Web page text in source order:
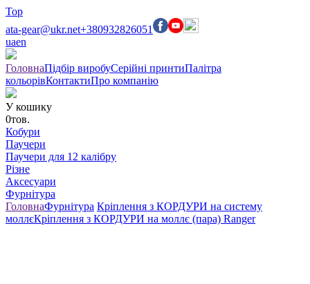
Top
ata-gear@ukr.net+380932826051
uaen
ГоловнаПідбір виробуСерійні принтиПалітра
кольорівКонтактиПро компанію
У кошику
0тов.
Кобури
Паучери
Паучери для 12 калібру
Різне
Аксесуари
Фурнітура
ГоловнаФурнітура Кріплення з КОРДУРИ на систему
моллєКріплення з КОРДУРИ на моллє (пара) Ranger